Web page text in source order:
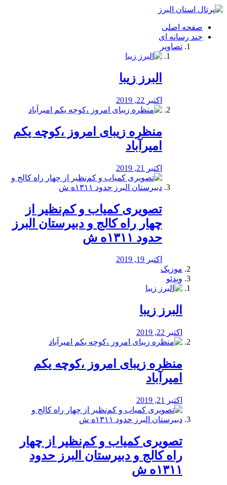
فصد
شرق
تهران
خشکشویی
صفحه اصلی
چند رسانه ای
تصاویر
البرز زیبا
اکتبر 22, 2019
منظره‌‌ زیبای امروز ،کوچه یکم
امیرآباد
اکتبر 21, 2019
️تصویری کمیاب و کم‌نظیر از
چهار راه كالج و دبيرستان البرز
حدود ۱۳۱۱ه ش
اکتبر 19, 2019
موزیک
ویدئو
البرز زیبا
اکتبر 22, 2019
منظره‌‌ زیبای امروز ،کوچه یکم
امیرآباد
اکتبر 21, 2019
️تصویری کمیاب و کم‌نظیر از چهار
راه كالج و دبيرستان البرز حدود
۱۳۱۱ه ش